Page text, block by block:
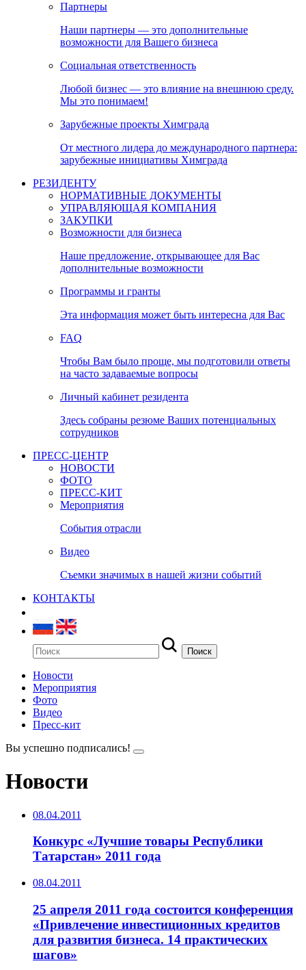
Партнеры
Наши партнеры — это дополнительные
возможности для Вашего бизнеса
Социальная ответственность
Любой бизнес — это влияние на внешнюю среду.
Мы это понимаем!
Зарубежные проекты Химграда
От местного лидера до международного партнера:
зарубежные инициативы Химграда
РЕЗИДЕНТУ
НОРМАТИВНЫЕ ДОКУМЕНТЫ
УПРАВЛЯЮЩАЯ КОМПАНИЯ
ЗАКУПКИ
Возможности для бизнеса
Наше предложение, открывающее для Вас
дополнительные возможности
Программы и гранты
Эта информация может быть интересна для Вас
FAQ
Чтобы Вам было проще, мы подготовили ответы
на часто задаваемые вопросы
Личный кабинет резидента
Здесь собраны резюме Ваших потенциальных
сотрудников
ПРЕСС-ЦЕНТР
НОВОСТИ
ФОТО
ПРЕСС-КИТ
Мероприятия
События отрасли
Видео
Съемки значимых в нашей жизни событий
КОНТАКТЫ
Новости
Мероприятия
Фото
Видео
Пресс-кит
Вы успешно подписались!
Новости
08.04.2011
Конкурс «Лучшие товары Республики
Татарстан» 2011 года
08.04.2011
25 апреля 2011 года состоится конференция
«Привлечение инвестиционных кредитов
для развития бизнеса. 14 практических
шагов»